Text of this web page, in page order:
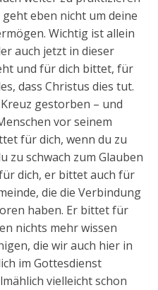
eben nicht um deine
Wichtig ist allein
auch jetzt in dieser
und für dich bittet, für
dass Christus dies tut.
gestorben – und
vor seinem
für dich, wenn du zu
zu schwach zum Glauben
dich, er bittet auch für
die die Verbindung
haben. Er bittet für
nichts mehr wissen
die wir auch hier in
im Gottesdienst
vielleicht schon